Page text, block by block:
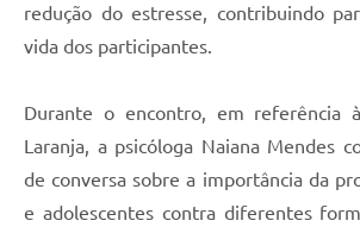
redução do estresse, contribuindo
vida dos participantes.
Durante o encontro, em referência
Laranja, a psicóloga Naiana Mendes
de conversa sobre a importância da
e adolescentes contra diferentes